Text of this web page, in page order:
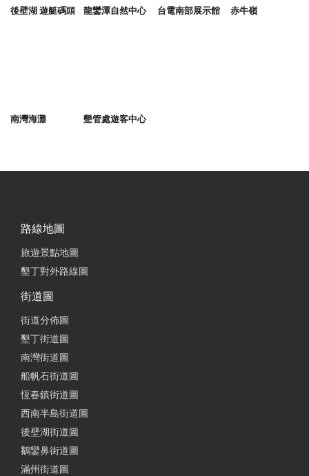
後壁湖 遊艇碼頭 龍鑾潭自然中心 台電南部展示館 赤牛嶺
南灣海灘 墾管處遊客中心
路線地圖
旅遊景點地圖
墾丁對外路線圖
街道圖
街道分佈圖
墾丁街道圖
南灣街道圖
船帆石街道圖
恆春鎮街道圖
西南半島街道圖
後壁湖街道圖
鵝鑾鼻街道圖
滿州街道圖